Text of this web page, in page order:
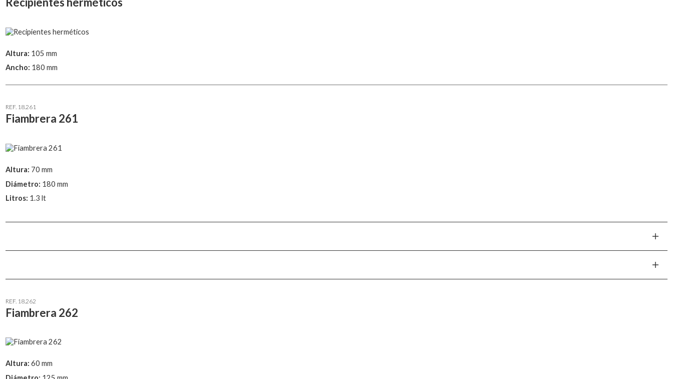
Altura: 105 mm
Ancho: 180 mm
REF. 18.261
Fiambrera 261
Altura: 70 mm
Diámetro: 180 mm
Litros: 1.3 lt
REF. 18.262
Fiambrera 262
Altura: 60 mm